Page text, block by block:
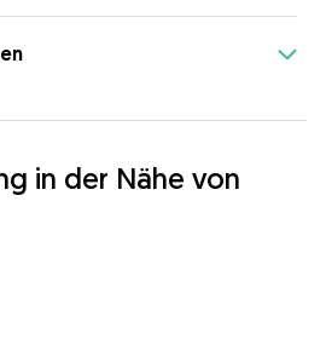
in der Nähe von